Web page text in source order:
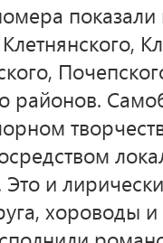
показали
районов.
Это и
хороводы